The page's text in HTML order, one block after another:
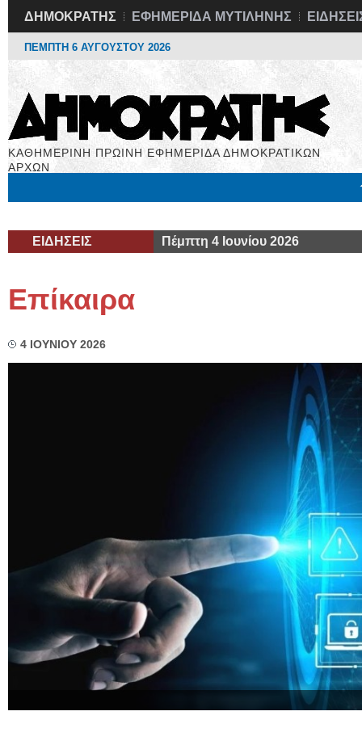
ΔΗΜΟΚΡΑΤΗΣ ΕΦΗΜΕΡΙΔΑ ΜΥΤΙΛΗΝΗΣ
ΠΕΜΠΤΗ 6 ΑΥΓΟΥΣΤΟΥ 2026
ΚΑΘΗΜΕΡΙΝΗ ΠΡΩΙΝΗ ΕΦΗΜΕΡΙΔΑ ΔΗΜΟΚΡΑΤΙΚΩΝ
ΑΡΧΩΝ
ΕΙΔΗΣΕΙΣ Πέμπτη 4 Ιουνίου 2026
Επίκαιρα
4 ΙΟΥΝΙΟΥ 2026